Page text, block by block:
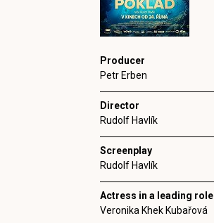
Producer
Petr Erben
Director
Rudolf Havlík
Screenplay
Rudolf Havlík
Actress in a leading role
Veronika Khek Kubařová